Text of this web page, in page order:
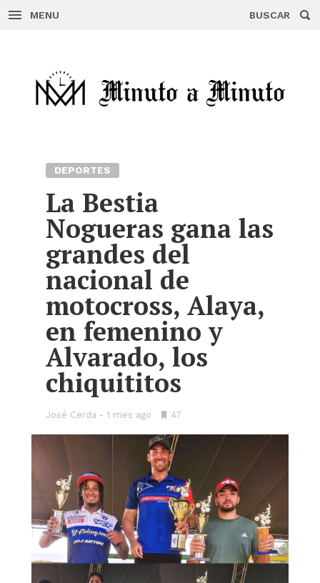
MENU BUSCAR
DEPORTES
La Bestia
Nogueras gana las
grandes del
nacional de
motocross, Alaya,
en femenino y
Alvarado, los
chiquititos
José Cerda 1 mes ago
•47